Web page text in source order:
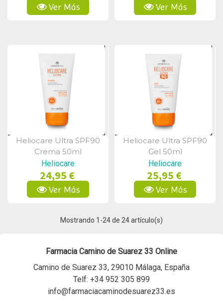
Ver Más Ver Más
Vista Rápida
Heliocare Ultra SPF90
Crema 50ml
Heliocare
24,95 €
Ver Más
Vista Rápida
Heliocare Ultra SPF90
Gel 50ml
Heliocare
25,95 €
Ver Más
Mostrando 1 -24 de 24 artículo(s)
Farmacia Camino de Suarez 33 Online
Camino de Suarez 33, 29010 Málaga, España
Telf: +34 952 305 899
info@farmaciacaminodesuarez33.es